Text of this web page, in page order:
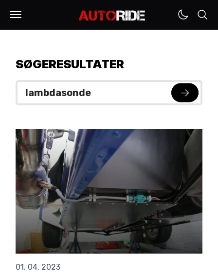
SØGERESULTATER
01. 04. 2023